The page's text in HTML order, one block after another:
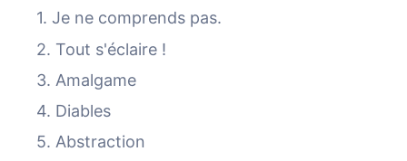
1. Je ne comprends pas.
2. Tout s'éclaire !
3. Amalgame
4. Diables
5. Abstraction